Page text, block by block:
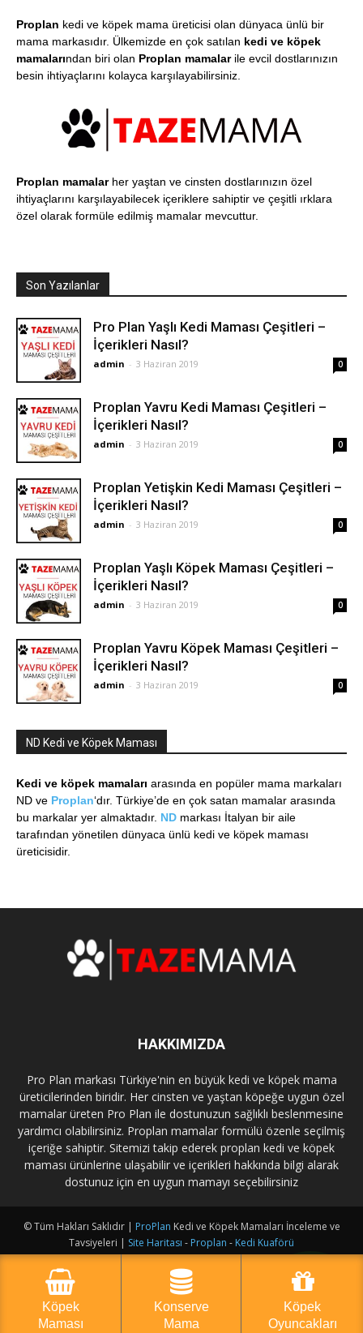
Proplan kedi ve köpek mama üreticisi olan dünyaca ünlü bir
mama markasıdır. Ülkemizde en çok satılan kedi ve köpek
mamalarından biri olan Proplan mamalarile evcil dostlarınızın
besin ihtiyaçlarını kolayca karşılayabilirsiniz.
Proplan mamalarher yaştan ve cinsten dostlarınızın özel
ihtiyaçlarını karşılayabilecek içeriklere sahiptir ve çeşitli ırklara
özel olarak formüle edilmiş mamalar mevcuttur.
Son Yazılanlar
Pro Plan Yaşlı Kedi Maması Çeşitleri –
İçerikleri Nasıl?
admin - 3 Haziran 2019 0
Proplan Yavru Kedi Maması Çeşitleri –
İçerikleri Nasıl?
admin - 3 Haziran 2019 0
Proplan Yetişkin Kedi Maması Çeşitleri –
İçerikleri Nasıl?
admin - 3 Haziran 2019 0
Proplan Yaşlı Köpek Maması Çeşitleri –
İçerikleri Nasıl?
admin - 3 Haziran 2019 0
Proplan Yavru Köpek Maması Çeşitleri –
İçerikleri Nasıl?
admin - 3 Haziran 2019 0
ND Kedi ve Köpek Maması
Kedi ve köpek mamaları arasında en popüler mama markaları
ND ve Proplan‘dır. Türkiye’de en çok satan mamalar arasında
bu markalar yer almaktadır. ND markası İtalyan bir aile
tarafından yönetilen dünyaca ünlü kedi ve köpek maması
üreticisidir.
HAKKIMIZDA
Pro Plan markası Türkiye'nin en büyük kedi ve köpek mama
üreticilerinden biridir. Her cinsten ve yaştan köpeğe uygun özel
mamalar üreten Pro Plan ile dostunuzun sağlıklı beslenmesine
yardımcı olabilirsiniz. Proplan mamalar formülü özenle seçilmiş
içeriğe sahiptir. Sitemizi takip ederek proplan kedi ve köpek
maması ürünlerine ulaşabilir ve içerikleri hakkında bilgi alarak
dostunuz için en uygun mamayı seçebilirsiniz
© Tüm Hakları Saklıdır | ProPlan Kedi ve Köpek Mamaları İnceleme ve
Tavsiyeleri | Site Haritası - Proplan - Kedi Kuaförü
Köpek
Maması
Konserve
Mama
Köpek
Oyuncakları